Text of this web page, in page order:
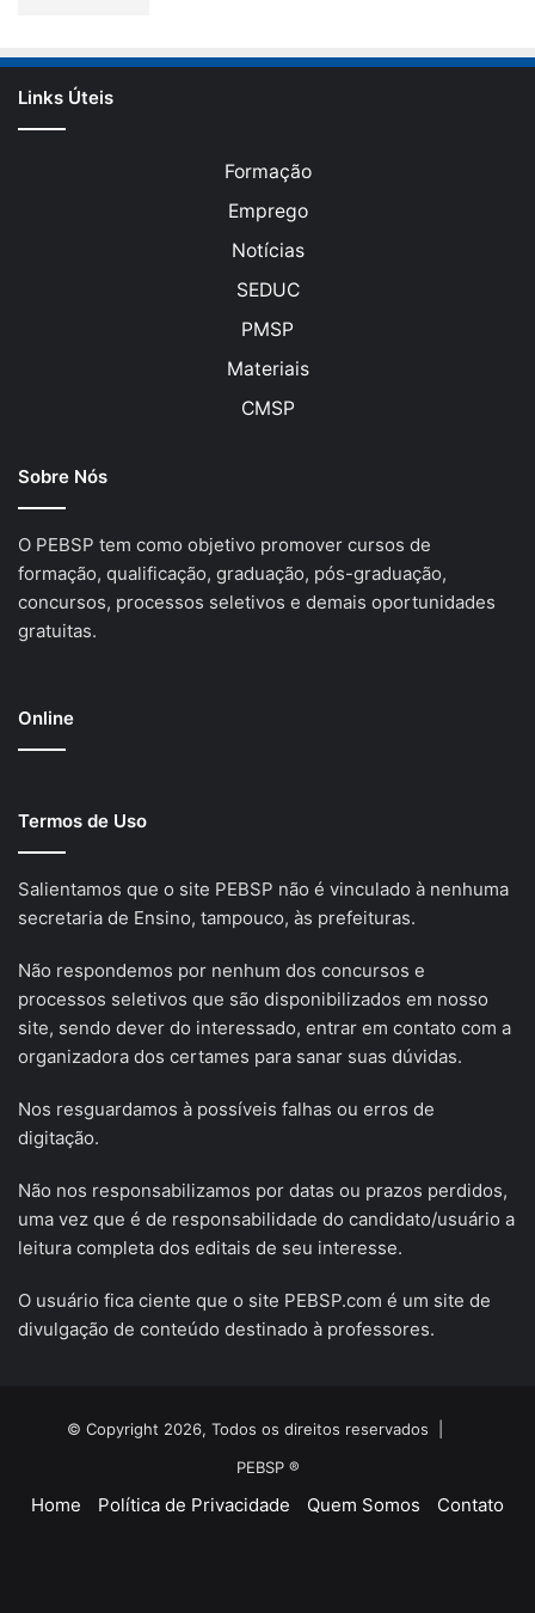
Links Úteis
Formação
Emprego
Notícias
SEDUC
PMSP
Materiais
CMSP
Sobre Nós
O PEBSP tem como objetivo promover cursos de
formação, qualificação, graduação, pós-graduação,
concursos, processos seletivos e demais oportunidades
gratuitas.
Online
Termos de Uso
Salientamos que o site PEBSP não é vinculado à nenhuma
secretaria de Ensino, tampouco, às prefeituras.
Não respondemos por nenhum dos concursos e
processos seletivos que são disponibilizados em nosso
site, sendo dever do interessado, entrar em contato com a
organizadora dos certames para sanar suas dúvidas.
Nos resguardamos à possíveis falhas ou erros de
digitação.
Não nos responsabilizamos por datas ou prazos perdidos,
uma vez que é de responsabilidade do candidato/usuário a
leitura completa dos editais de seu interesse.
O usuário fica ciente que o site PEBSP.com é um site de
divulgação de conteúdo destinado à professores.
© Copyright 2026, Todos os direitos reservados |
PEBSP ®
Home Política de Privacidade Quem Somos Contato